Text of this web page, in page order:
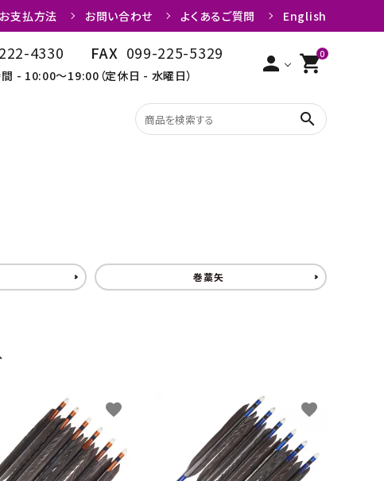
お支払方法 お問い合わせ よくあるご質問 English
4330 FAX 099-225-5329
- 10:00～19:00（定休日 - 水曜日） person 0
shopping_cart
限定品
search
巻藁矢
favorite favorite